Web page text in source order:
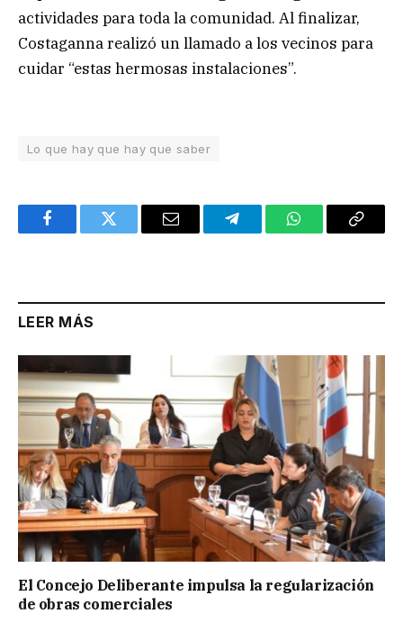
actividades para toda la comunidad. Al finalizar,
Costaganna realizó un llamado a los vecinos para
cuidar “estas hermosas instalaciones”.
Lo que hay que hay que saber
FacebookTwitter Email TelegramWhatsAppCopy
LEER MÁS
El Concejo Deliberante impulsa la regularización
de obras comerciales